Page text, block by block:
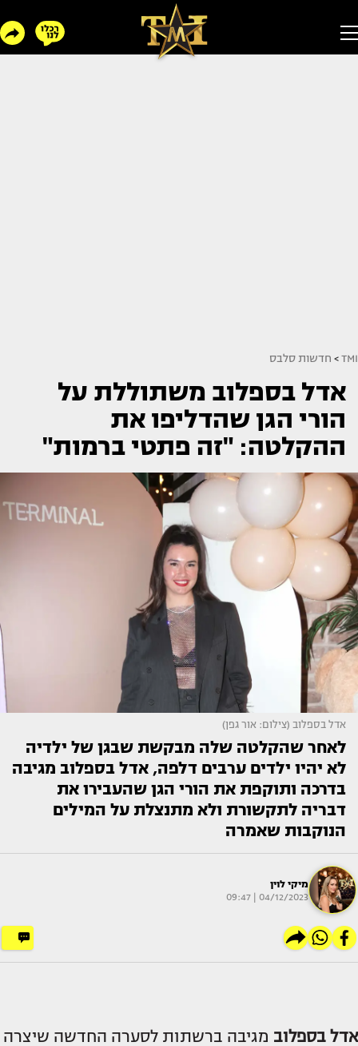
TMI
> חדשות סלבס
אדל בספלוב משתוללת על
הורי הגן שהדליפו את
ההקלטה: "זה פתטי ברמות"
אדל בספלוב (צילום: אור גפן)
לאחר שהקלטה שלה מבקשת שבגן של ילדיה
לא יהיו ילדים ערבים דלפה, אדל בספלוב מגיבה
בדרכה ותוקפת את הורי הגן שהעבירו את
דבריה לתקשורת ולא מתנצלת על המילים
הנוקבות שאמרה
מיקי לוין
04/12/2023 | 09:47
אדל בספלוב מגיבה ברשתות לסערה החדשה שיצרה